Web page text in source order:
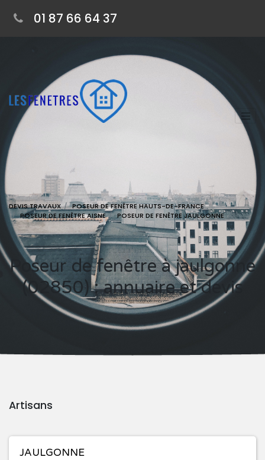
01 87 66 64 37
DEVIS TRAVAUX
POSEUR DE FENÊTRE HAUTS-DE-FRANCE
POSEUR DE FENÊTRE AISNE
POSEUR DE FENÊTRE JAULGONNE
Poseur de fenêtre à jaulgonne
(02850) : annuaire et devis
Artisans
JAULGONNE